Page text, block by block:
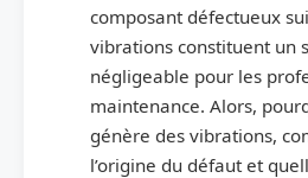
composant défectueux
vibrations constituent un
négligeable pour les
maintenance. Alors,
génère des vibrations,
l’origine du défaut et